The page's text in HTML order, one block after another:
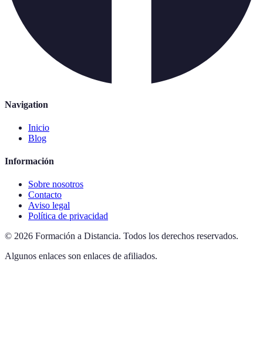
Navigation
Inicio
Blog
Información
Sobre nosotros
Contacto
Aviso legal
Política de privacidad
© 2026 Formación a Distancia. Todos los derechos reservados.
Algunos enlaces son enlaces de afiliados.